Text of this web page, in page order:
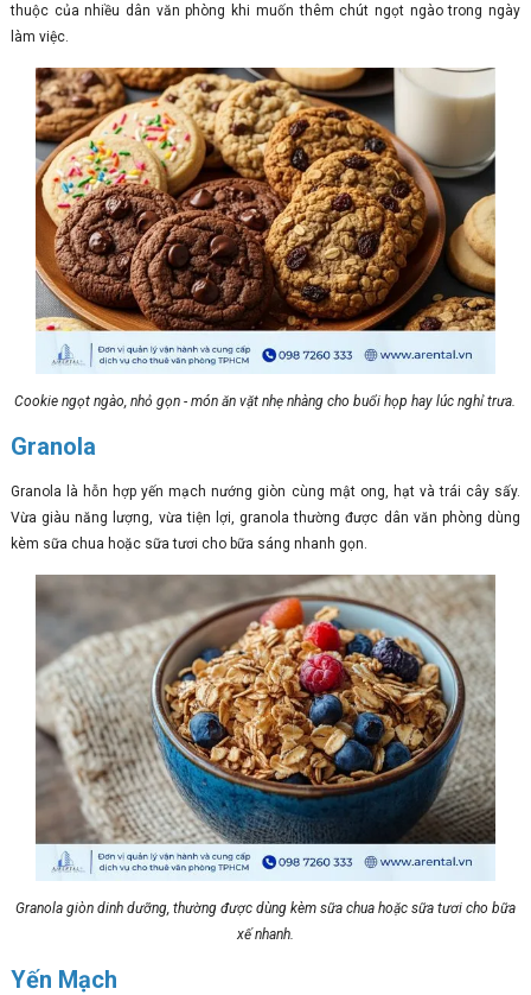
thuộc của nhiều dân văn phòng khi muốn thêm chút ngọt ngào trong ngày
làm việc.
Cookie ngọt ngào, nhỏ gọn - món ăn vặt nhẹ nhàng cho buổi họp hay lúc nghỉ trưa.
Granola
Granola là hỗn hợp yến mạch nướng giòn cùng mật ong, hạt và trái cây sấy.
Vừa giàu năng lượng, vừa tiện lợi, granola thường được dân văn phòng dùng
kèm sữa chua hoặc sữa tươi cho bữa sáng nhanh gọn.
Granola giòn dinh dưỡng, thường được dùng kèm sữa chua hoặc sữa tươi cho bữa
xế nhanh.
Yến Mạch